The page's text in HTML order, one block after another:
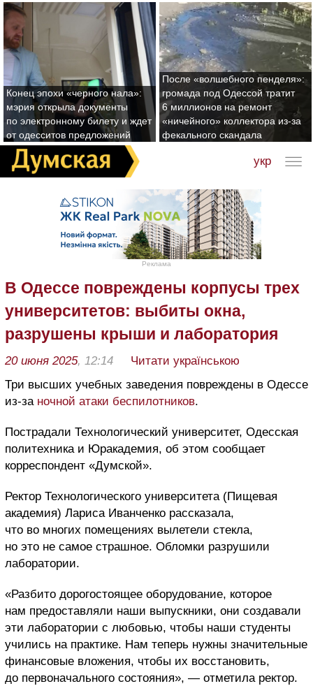
Конец эпохи «черного нала»:
мэрия открыла документы
по электронному билету и ждет
от одесситов предложений
После «волшебного пенделя»:
громада под Одессой тратит
6 миллионов на ремонт
«ничейного» коллектора из-за
фекального скандала
укр
Реклама
В Одессе повреждены корпусы трех
университетов: выбиты окна,
разрушены крыши и лаборатория
20 июня 2025, 12:14
Читати українською
Три высших учебных заведения повреждены в Одессе
из-за ночной атаки беспилотников.
Пострадали Технологический университет, Одесская
политехника и Юракадемия, об этом сообщает
корреспондент «Думской».
Ректор Технологического университета (Пищевая
академия) Лариса Иванченко рассказала,
что во многих помещениях вылетели стекла,
но это не самое страшное. Обломки разрушили
лаборатории.
«Разбито дорогостоящее оборудование, которое
нам предоставляли наши выпускники, они создавали
эти лаборатории с любовью, чтобы наши студенты
учились на практике. Нам теперь нужны значительные
финансовые вложения, чтобы их восстановить,
до первоначального состояния», — отметила ректор.